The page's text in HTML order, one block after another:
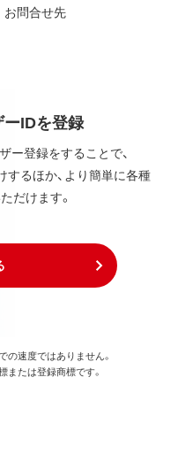
お問合せ先
IDを登録
ー登録をすることで、
るほか、より簡単に各種
だけます。
速度ではありません。
たは登録商標です。